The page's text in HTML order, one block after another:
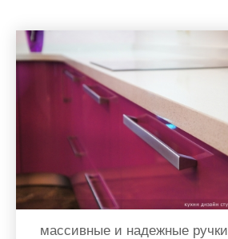
массивные и надежные ручки